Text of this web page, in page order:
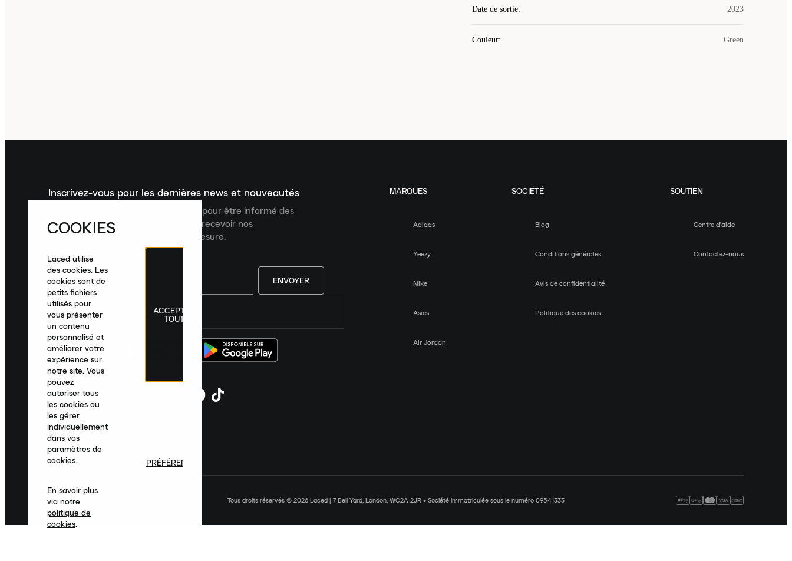
Date de sortie: 2023
Couleur: Green
Inscrivez-vous pour les dernières news et nouveautés
Inscrivez-vous à la newsletter Laced pour être informé des
dernières nouveautés, collections et recevoir nos
recommandations de produits sur mesure.
ENVOYER
France|Français
MARQUES
Adidas
Yeezy
Nike
Asics
Air Jordan
SOCIÉTÉ
Blog
Conditions générales
Avis de confidentialité
Politique des cookies
SOUTIEN
Centre d'aide
Contactez-nous
Tous droits réservés © 2026 Laced | 7 Bell Yard, London, WC2A 2JR • Société immatriculée sous le numéro 09541333
COOKIES
Laced utilise
des cookies. Les
cookies sont de
petits fichiers
utilisés pour
vous présenter
un contenu
personnalisé et
améliorer votre
expérience sur
notre site. Vous
pouvez
autoriser tous
les cookies ou
les gérer
individuellement
dans vos
paramètres de
cookies.
En savoir plus
via notre
politique de
cookies.
ACCEPTER
TOUT
PRÉFÉRENCES